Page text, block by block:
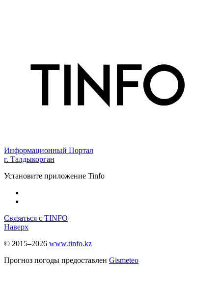
Информационный Портал
г. Талдыкорган
Установите приложение Tinfo
Связаться с TINFO
Наверх
© 2015–2026 www.tinfo.kz
Прогноз погоды предоставлен Gismeteo